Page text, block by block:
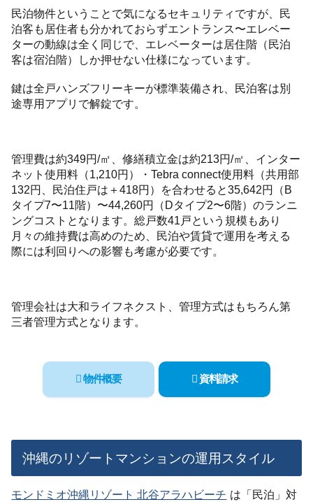
民泊物件ということで気になるセキュリティですが、民
泊客も居住者も分かれておらずエントランス〜エレベー
ターの動線は全く同じで、エレベーターは居住階（民泊
客は宿泊階）しか押せない仕様になっています。
鍵は全戸ハンズフリーキーが標準装備され、民泊客は別
途専用アプリで解錠です。
管理費は約349円/㎡、修繕積立金は約213円/㎡、インター
ネット使用料（1,210円）・Tebra connect使用料（共用部
132円、民泊住戸は＋418円）を合わせると35,642円（B
タイプ7〜11階）〜44,260円（Dタイプ2〜6階）のランニ
ングコストとなります。総戸数41戸という規模もあり
月々の維持費は高めのため、民泊や賃貸で運用を考える
際には利回りへの影響も考慮が必要です。
管理会社は大和ライフネクスト、管理方式はもちろん第
三者管理方式となります。
物件概要 資料請求
沖縄のリゾートマンションの運用スタイル
モンドミオ沖縄リゾート 北谷アラハビーチ は「民泊」対